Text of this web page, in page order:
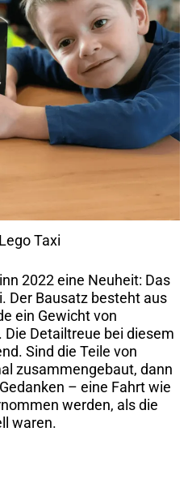
Taxi
2022 eine Neuheit: Das
Der Bausatz besteht aus
ein Gewicht von
Detailtreue bei diesem
Sind die Teile von
zusammengebaut, dann
– eine Fahrt wie
werden, als die
waren.